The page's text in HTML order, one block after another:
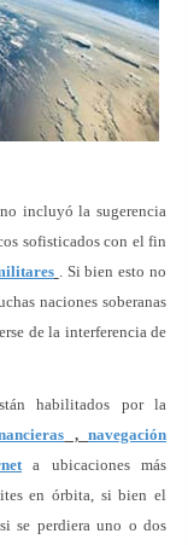
incluyó la sugerencia
sofisticados con el fin
. Si bien esto no
naciones soberanas
de la interferencia de
habilitados por la
,navegación
a ubicaciones más
en órbita, si bien el
se perdiera uno o dos